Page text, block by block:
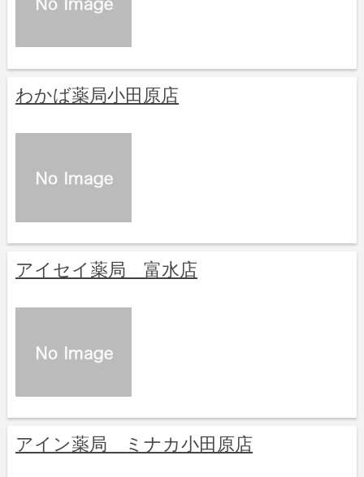
わかば薬局小田原店
アイセイ薬局 富水店
アイン薬局 ミナカ小田原店